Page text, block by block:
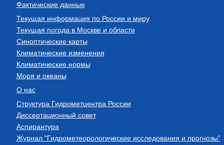
Фактические данные
Текущая информация по России и миру
Текущая погода в Москве и области
Синоптические карты
Климатические изменения
Климатические нормы
Моря и океаны
О нас
Структура Гидрометцентра России
Диссертационный совет
Аспирантура
Журнал "Гидрометеорологические исследования и прогнозы"